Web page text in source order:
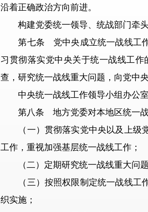
沿着正确政治方向前进。
构建党委统一领导、统战部门牵头
第七条 党中央成立统一战线工作
习贯彻落实党中央关于统一战线工
查，研究统一战线重大问题，向党中央
中央统一战线工作领导小组办公室
第八条 地方党委对本地区统一战
（一）贯彻落实党中央以及上级党
工作，重视加强基层统一战线工作；
（二）定期研究统一战线重大问题
（三）按照权限制定统一战线工作
织实施；